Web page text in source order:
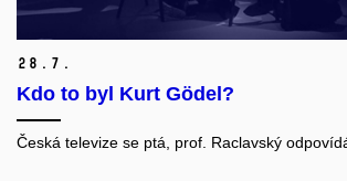
28. 7.
Kdo to byl Kurt Gödel?
Česká televize se ptá, prof. Raclavský